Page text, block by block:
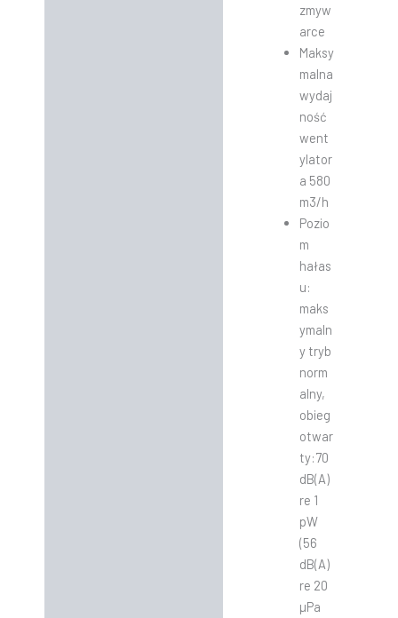
zmyw
arce
Maksy
malna
wydaj
ność
went
ylator
a 580
m3/h
Pozio
m
hałas
u:
maks
ymaln
y tryb
norm
alny,
obieg
otwar
ty:70
dB(A)
re 1
pW
(56
dB(A)
re 20
µPa